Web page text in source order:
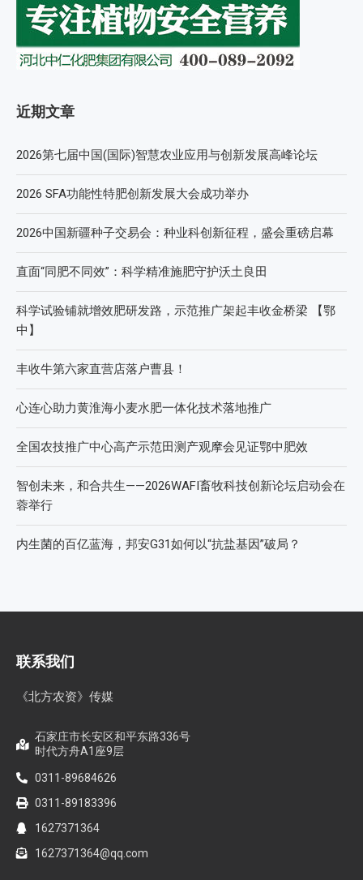
近期文章
2026第七届中国(国际)智慧农业应用与创新发展高峰论坛
2026 SFA功能性特肥创新发展大会成功举办
2026中国新疆种子交易会：种业科创新征程，盛会重磅启幕
直面“同肥不同效”：科学精准施肥守护沃土良田
科学试验铺就增效肥研发路，示范推广架起丰收金桥梁 【鄂
中】
丰收牛第六家直营店落户曹县！
心连心助力黄淮海小麦水肥一体化技术落地推广
全国农技推广中心高产示范田测产观摩会见证鄂中肥效
智创未来，和合共生——2026WAFI畜牧科技创新论坛启动会在
蓉举行
内生菌的百亿蓝海，邦安G31如何以“抗盐基因”破局？
联系我们
《北方农资》传媒
石家庄市长安区和平东路336号
时代方舟A1座9层
0311-89684626
0311-89183396
1627371364
1627371364@qq.com